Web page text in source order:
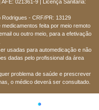
021361-9 | Licença Sanitária:
- CRF/PR: 13129
feita por meio remoto
ou outro meio, para a efetivação
usadas para automedicação e não
dadas pelo profissional da área
problema de saúde e prescrever
o médico deverá ser consultado.